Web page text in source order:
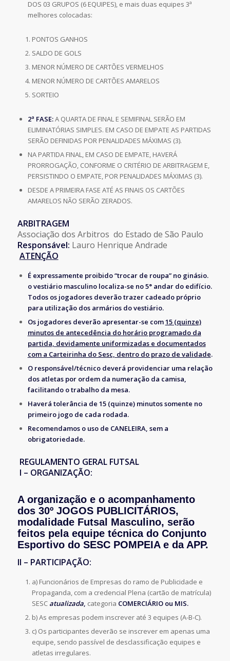
DOS 03 GRUPOS (6 EQUIPES), e mais duas equipes 3ª
melhores colocadas:
PONTOS GANHOS
SALDO DE GOLS
MENOR NÚMERO DE CARTÕES VERMELHOS
MENOR NÚMERO DE CARTÕES AMARELOS
SORTEIO
2ª FASE:A QUARTA DE FINAL E SEMIFINAL SERÃO EM
ELIMINATÓRIAS SIMPLES. EM CASO DE EMPATE AS PARTIDAS
SERÃO DEFINIDAS POR PENALIDADES MÁXIMAS (3).
NA PARTIDA FINAL, EM CASO DE EMPATE, HAVERÁ
PRORROGAÇÃO, CONFORME O CRITÉRIO DE ARBITRAGEM E,
PERSISTINDO O EMPATE, POR PENALIDADES MÁXIMAS (3).
DESDE A PRIMEIRA FASE ATÉ AS FINAIS OS CARTÕES
AMARELOS NÃO SERÃO ZERADOS.
ARBITRAGEM
Associação dos Arbitros do Estado de São Paulo
Responsável: Lauro Henrique Andrade
ATENÇÃO
É expressamente proibido “trocar de roupa” no ginásio.
o vestiário masculino localiza-se no 5° andar do edifício.
Todos os jogadores deverão trazer cadeado próprio
para utilização dos armários do vestiário.
Os jogadores deverão apresentar-se com15 (quinze)
minutos de antecedência do horário programado da
partida, devidamente uniformizadas e documentados
com a Carteirinha do Sesc, dentro do prazo de validade.
O responsável/técnico deverá providenciar uma relação
dos atletas por ordem da numeração da camisa,
facilitando o trabalho da mesa.
Haverá tolerância de 15 (quinze) minutos somente no
primeiro jogo de cada rodada.
Recomendamos o uso de CANELEIRA, sem a
obrigatoriedade.
REGULAMENTO GERAL FUTSAL
I – ORGANIZAÇÃO:
A organização e o acompanhamento
dos 30º JOGOS PUBLICITÁRIOS,
modalidade Futsal Masculino, serão
feitos pela equipe técnica do Conjunto
Esportivo do SESC POMPEIA e da APP.
II – PARTICIPAÇÃO:
a) Funcionários de Empresas do ramo de Publicidade e
Propaganda, com a credencial Plena (cartão de matrícula)
SESC atualizada, categoria COMERCIÁRIO ou MIS.
b) As empresas podem inscrever até 3 equipes (A-B-C).
c) Os participantes deverão se inscrever em apenas uma
equipe, sendo passível de desclassificação equipes e
atletas irregulares.